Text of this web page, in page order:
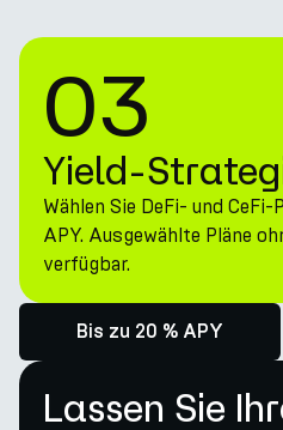
03
Yield-
Wählen Sie DeFi- und
APY. Ausgewählte Pläne
verfügbar.
Bis zu 20 % APY
Lassen Sie